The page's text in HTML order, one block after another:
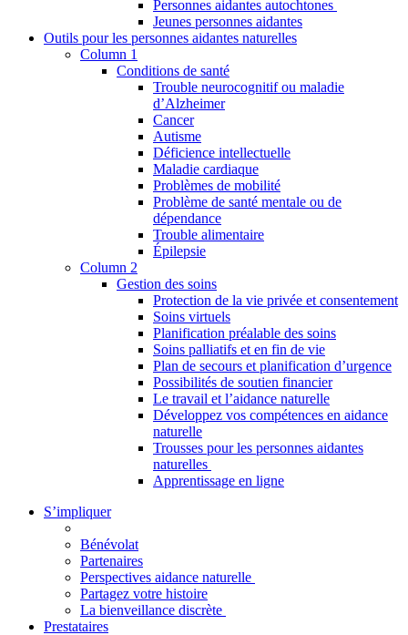
Personnes aidantes autochtones
Jeunes personnes aidantes
Outils pour les personnes aidantes naturelles
Column 1
Conditions de santé
Trouble neurocognitif ou maladie
d’Alzheimer
Cancer
Autisme
Déficience intellectuelle
Maladie cardiaque
Problèmes de mobilité
Problème de santé mentale ou de
dépendance
Trouble alimentaire
Épilepsie
Column 2
Gestion des soins
Protection de la vie privée et consentement
Soins virtuels
Planification préalable des soins
Soins palliatifs et en fin de vie
Plan de secours et planification d’urgence
Possibilités de soutien financier
Le travail et l’aidance naturelle
Développez vos compétences en aidance
naturelle
Trousses pour les personnes aidantes
naturelles
Apprentissage en ligne
S’impliquer
Bénévolat
Partenaires
Perspectives aidance naturelle
Partagez votre histoire
La bienveillance discrète
Prestataires